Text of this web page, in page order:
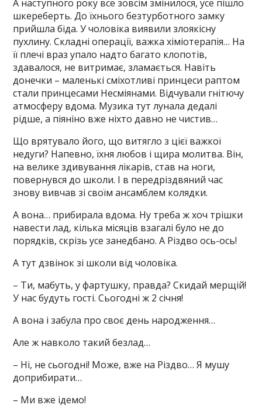
А наступного року все зовсім змінилося, усе пішло
шкереберть. До їхнього безтурботного замку
прийшла біда. У чоловіка виявили злоякісну
пухлину. Складні операції, важка хіміотерапія… На
її плечі враз упало надто багато клопотів,
здавалося, не витримає, зламається. Навіть
донечки – маленькі сміхотливі принцеси раптом
стали принцесами Несміянами. Відчували гнітючу
атмосферу вдома. Музика тут лунала дедалі
рідше, а піяніно вже ніхто давно не чистив…
Що врятувало його, що витягло з цієї важкої
недуги? Напевно, їхня любов і щира молитва. Він,
на велике здивування лікарів, став на ноги,
повернувся до школи. І в передріздвяний час
знову вивчав зі своїм ансамблем колядки.
А вона… прибирала вдома. Ну треба ж хоч трішки
навести лад, кілька місяців взагалі було не до
порядків, скрізь усе занедбано. А Різдво ось-ось!
А тут дзвінок зі школи від чоловіка.
– Ти, мабуть, у фартушку, правда? Скидай мерщій!
У нас будуть гості. Сьогодні ж 2 січня!
А вона і забула про своє день народження…
Але ж навколо такий безлад…
– Ні, не сьогодні! Може, вже на Різдво… Я мушу
доприбирати…
– Ми вже ідемо!